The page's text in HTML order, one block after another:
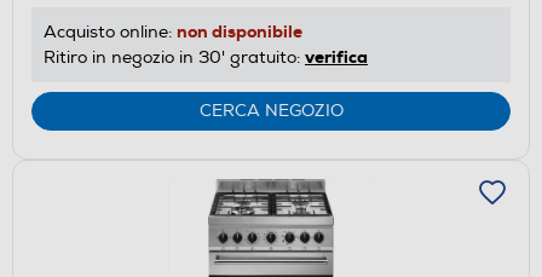
Acquisto online: non disponibile
Ritiro in negozio in 30' gratuito: verifica
CERCA NEGOZIO